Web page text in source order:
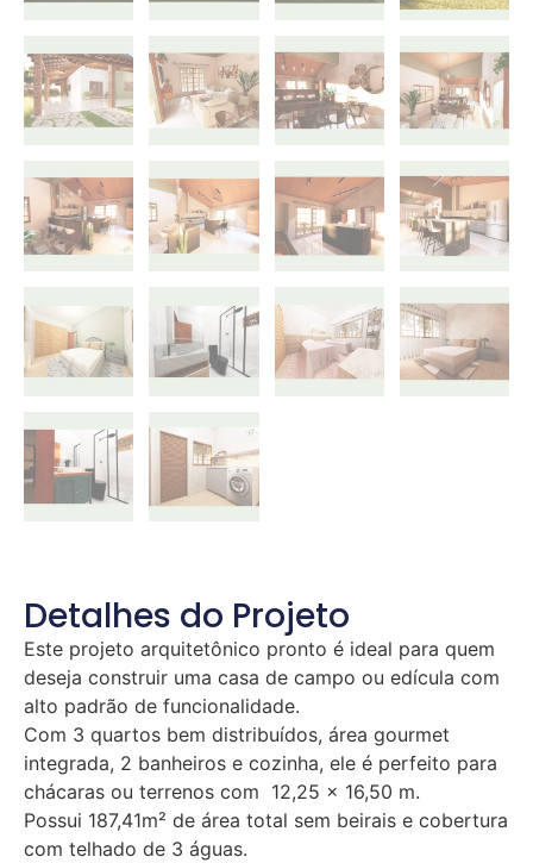
Detalhes do Projeto
Este projeto arquitetônico pronto é ideal para quem
deseja construir uma casa de campo ou edícula com
alto padrão de funcionalidade.
Com 3 quartos bem distribuídos, área gourmet
integrada, 2 banheiros e cozinha, ele é perfeito para
chácaras ou terrenos com 12,25 × 16,50 m.
Possui 187,41m² de área total sem beirais e cobertura
com telhado de 3 águas.